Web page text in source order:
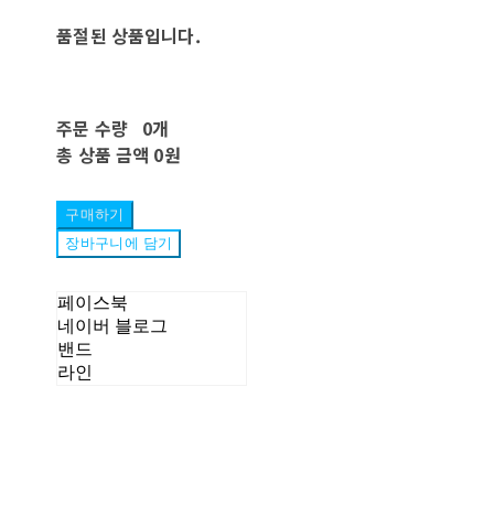
품절된 상품입니다.
주문 수량 0개
총 상품 금액 0원
구매하기
장바구니에 담기
페이스북
네이버 블로그
밴드
라인